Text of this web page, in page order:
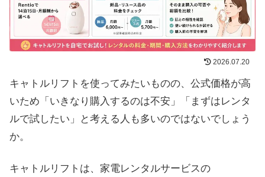
2026.07.20
キャトルリフトを使ってみたいものの、公式価格が高
いため「いきなり購入するのは不安」「まずはレンタ
ルで試したい」と考える人も多いのではないでしょう
か。
キャトルリフトは、家電レンタルサービスの